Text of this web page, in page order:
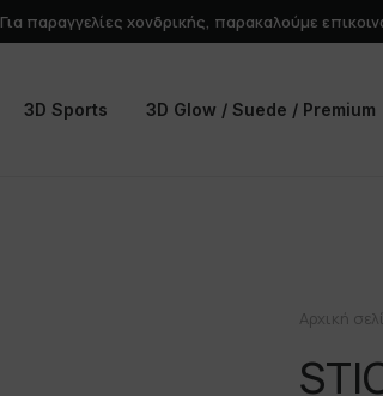
Για παραγγελίες χονδρικής, παρακαλούμε
3D Sports 3D Glow / Suede / Premium
Αρχική